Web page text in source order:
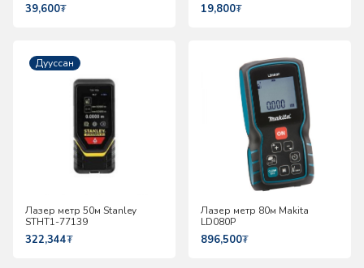
39,600₮ 19,800₮
Дууссан
Лазер метр 50м Stanley
STHT1-77139
322,344₮
Лазер метр 80м Makita
LD080P
896,500₮